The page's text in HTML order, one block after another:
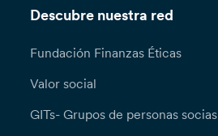
Descubre nuestra red
Fundación Finanzas Éticas
Valor social
GITs- Grupos de personas socias